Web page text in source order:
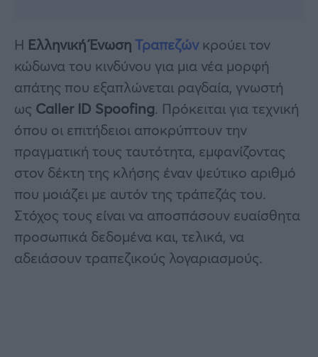
Η Ελληνική Ένωση Τραπεζώνκρούει τον
κώδωνα του κινδύνου για μια νέα μορφή
απάτης που εξαπλώνεται ραγδαία, γνωστή
ως Caller ID Spoofing. Πρόκειται για τεχνική
όπου οι επιτήδειοι αποκρύπτουν την
πραγματική τους ταυτότητα, εμφανίζοντας
στον δέκτη της κλήσης έναν ψεύτικο αριθμό
που μοιάζει με αυτόν της τράπεζάς του.
Στόχος τους είναι να αποσπάσουν ευαίσθητα
προσωπικά δεδομένα και, τελικά, να
αδειάσουν τραπεζικούς λογαριασμούς.